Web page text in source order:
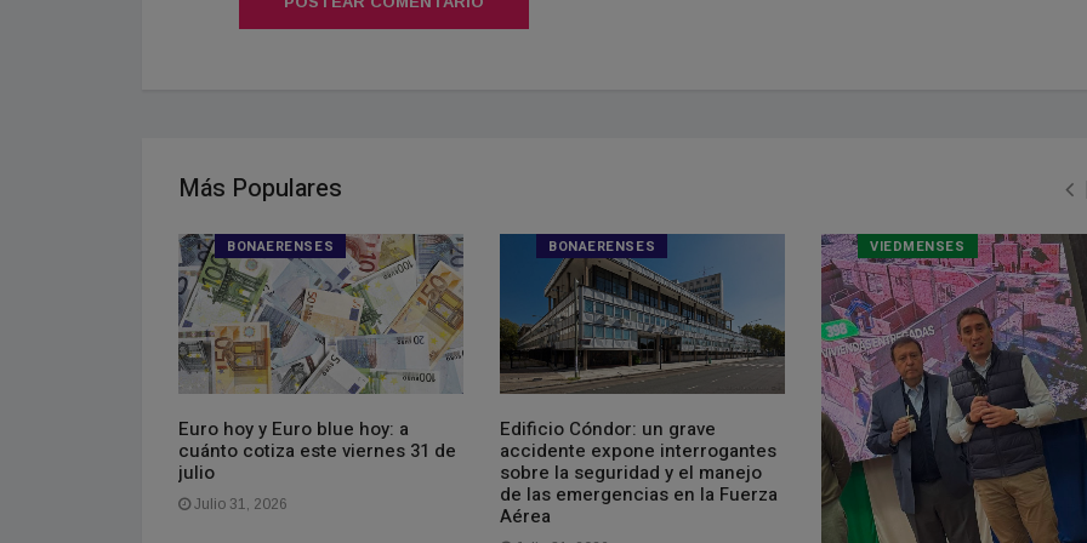
Más Populares
BONAERENSES
Euro hoy y Euro blue hoy: a
cuánto cotiza este viernes 31 de
julio
Julio 31, 2026
BONAERENSES
Edificio Cóndor: un grave
accidente expone interrogantes
sobre la seguridad y el manejo
de las emergencias en la Fuerza
Aérea
VIEDMENSES